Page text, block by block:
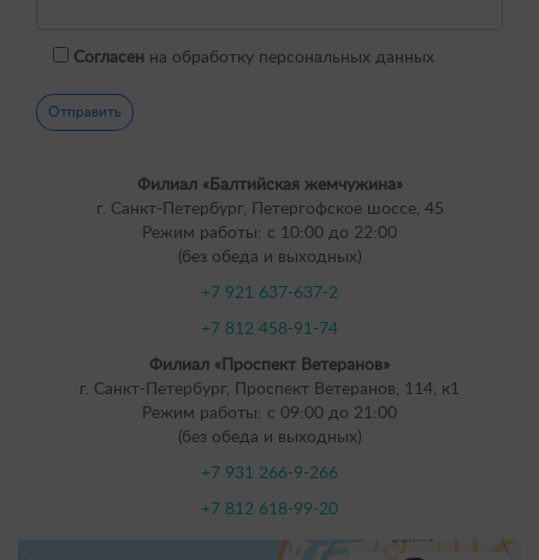
Согласен на обработку персональных данных
Филиал «Балтийская жемчужина»
г. Санкт-Петербург, Петергофское шоссе, 45
Режим работы: с 10:00 до 22:00
(без обеда и выходных)
+7 921 637-637-2
+7 812 458-91-74
Филиал «Проспект Ветеранов»
г. Санкт-Петербург, Проспект Ветеранов, 114, к1
Режим работы: с 09:00 до 21:00
(без обеда и выходных)
+7 931 266-9-266
+7 812 618-99-20